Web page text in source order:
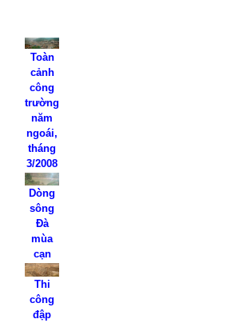
Toàn
cảnh
công
trường
năm
ngoái,
tháng
3/2008
Dòng
sông
Đà
mùa
cạn
Thi
công
đập